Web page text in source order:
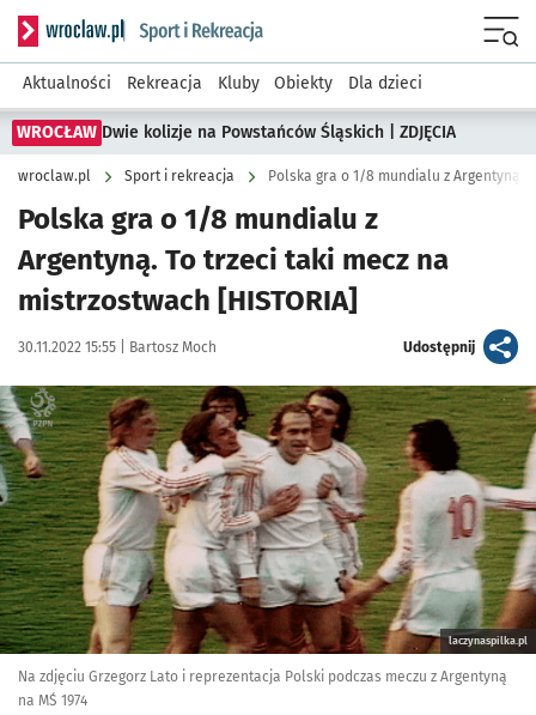
Serwis informacyjny wroclaw.pl podserwis: Sport i rekreacja
Aktualności Rekreacja Kluby Obiekty Dla dzieci
WROCŁAW Dwie kolizje na Powstańców Śląskich | ZDJĘCIA
wroclaw.pl Sport i rekreacja
Polska gra o 1/8 mundialu z
Argentyną. To trzeci taki mecz na
mistrzostwach [HISTORIA]
Data publikacji:
30.11.2022 15:55 | Autor:
Bartosz Moch Udostępnijartykuł
Kliknij, aby powiększyć
laczynaspilka.pl
Na zdjęciu Grzegorz Lato i reprezentacja Polski podczas meczu z Argentyną
na MŚ 1974